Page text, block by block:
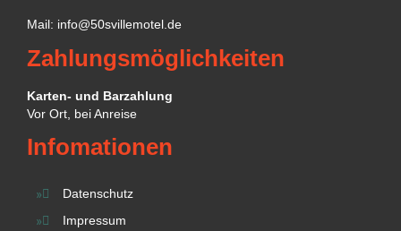
Mail: info@50svillemotel.de
Zahlungsmöglichkeiten
Karten- und Barzahlung
Vor Ort, bei Anreise
Infomationen
Datenschutz
Impressum